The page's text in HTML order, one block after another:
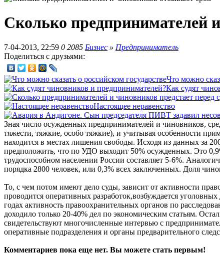
Сколько предпринимателей
7-04-2013, 22:59 0 2085 Бизнес » Предприниматель
Поделиться с друзьями:
Что можно
Как судят
Настоящее неравенство
Зная число осужденных предпринимателей и чиновников,
тяжести, тяжкие, особо тяжкие), и учитывая особенности
находится в местах лишения свободы. Исходя из данных за
предположить, что по УДО выходит 50% осужденных. Это
трудоспособном населении России составляет 5-6%.
порядка 2800 человек, или 0,3% всех заключенных. Доля
То, с чем потом имеют дело суды, зависит от активности
проводится оперативных разработок,возбуждается
годах активность правоохранительных органов по
доходило только 20-40% дел по экономическим статьям.
свидетельствуют многочисленные интервью с
оперативные подразделения и органы предварительного
Комментариев пока еще нет. Вы можете стать первым!